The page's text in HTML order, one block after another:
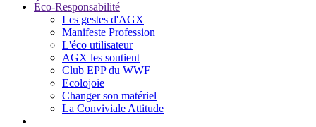
Éco-Responsabilité
Les gestes d'AGX
Manifeste Profession
L'éco utilisateur
AGX les soutient
Club EPP du WWF
Ecolojoie
Changer son matériel
La Conviviale Attitude